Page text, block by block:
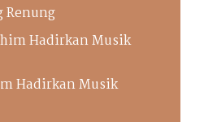
Renung
Hadirkan Musik